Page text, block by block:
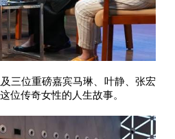
位重磅嘉宾马琳、叶静、张宏
位传奇女性的人生故事。